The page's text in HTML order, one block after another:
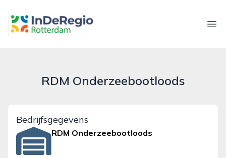
inderegiorotterdam.nl
RDM Onderzeebootloods
Bedrijfsgegevens
RDM Onderzeebootloods